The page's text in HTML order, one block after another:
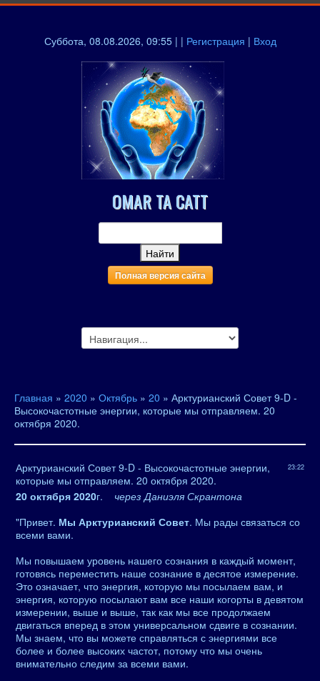
Суббота, 08.08.2026, 09:55 | | Регистрация | Вход
OMAR TA CATT
Полная версия сайта
Главная » 2020 » Октябрь » 20 » Арктурианский Совет 9-D -
Высокочастотные энергии, которые мы отправляем. 20
октября 2020.
23:22
Арктурианский Совет 9-D - Высокочастотные энергии,
которые мы отправляем. 20 октября 2020.
20 октября 2020г.
через Даниэля Скрантона
"Привет. Мы Арктурианский Совет. Мы рады связаться со
всеми вами.
Мы повышаем уровень нашего сознания в каждый момент,
готовясь переместить наше сознание в десятое измерение.
Это означает, что энергия, которую мы посылаем вам, и
энергия, которую посылают вам все наши когорты в девятом
измерении, выше и выше, так как мы все продолжаем
двигаться вперед в этом универсальном сдвиге в сознании.
Мы знаем, что вы можете справляться с энергиями все
более и более высоких частот, потому что мы очень
внимательно следим за всеми вами.